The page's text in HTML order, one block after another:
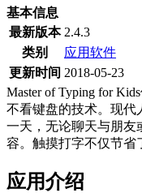
基本信息
最新版本 2.4.3
类别
应用软件
更新时间 2018-05-23
Master of Typing for
不看键盘的技术。现代
一天，无论聊天与朋友
容。触摸打字不仅节省
应用介绍